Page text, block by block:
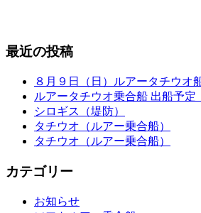
最近の投稿
８月９日（日）ルアータチウオ
ルアータチウオ乗合船 出船予定
シロギス（堤防）
タチウオ（ルアー乗合船）
タチウオ（ルアー乗合船）
カテゴリー
お知らせ